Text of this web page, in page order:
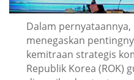
Dalam
menegaskan
kemitraan strategis
Republik Korea (ROK)